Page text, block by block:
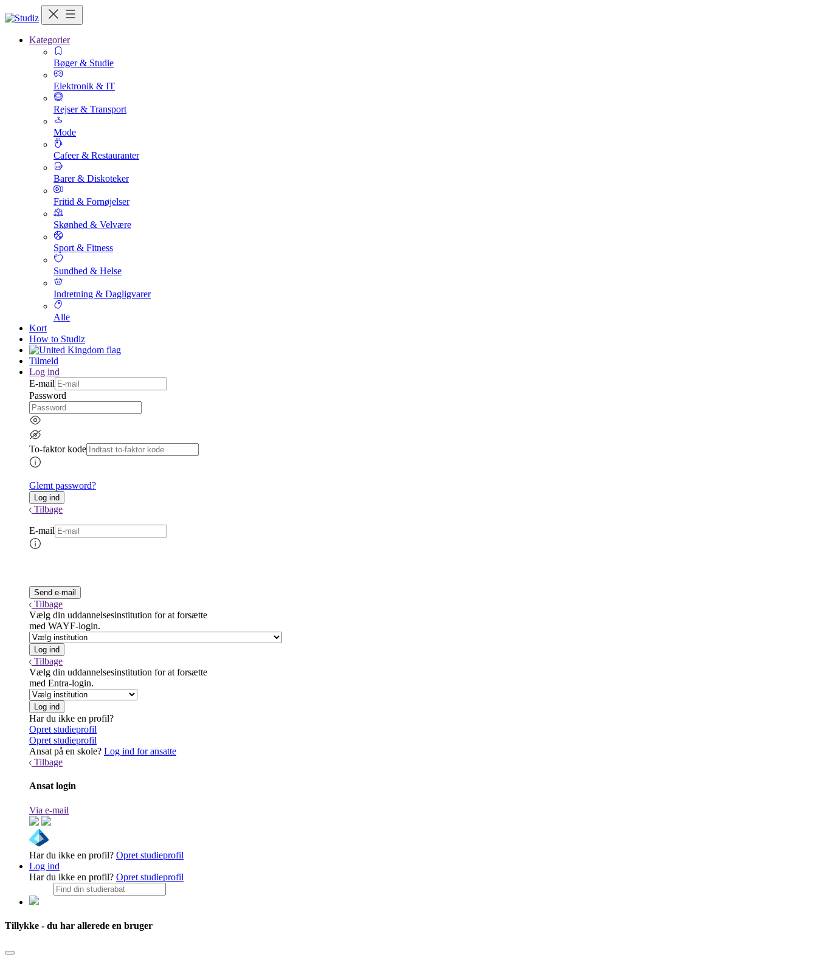
Kategorier
Bøger & Studie
Elektronik & IT
Rejser & Transport
Mode
Cafeer & Restauranter
Barer & Diskoteker
Fritid & Fornøjelser
Skønhed & Velvære
Sport & Fitness
Sundhed & Helse
Indretning & Dagligvarer
Alle
Kort
How to Studiz
Tilmeld
Log ind
E-mail
Password
To-faktor kode
Glemt password?
Tilbage
E-mail
Tilbage
Vælg din uddannelsesinstitution for at forsætte
med WAYF-login.
Tilbage
Vælg din uddannelsesinstitution for at forsætte
med Entra-login.
Har du ikke en profil?
Opret studieprofil
Opret studieprofil
Ansat på en skole? Log ind for ansatte
Tilbage
Ansat login
Via e-mail
Har du ikke en profil? Opret studieprofil
Log ind
Har du ikke en profil? Opret studieprofil
Tillykke - du har allerede en bruger